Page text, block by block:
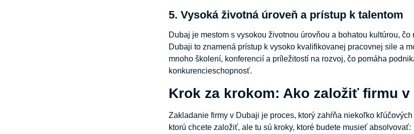
5. Vysoká životná úroveň a prístup k talentom
Dubaj je mestom s vysokou životnou úrovňou a bohatou kultúrou,
Dubaji to znamená prístup k vysoko kvalifikovanej pracovnej sile a
mnoho školení, konferencií a príležitostí na rozvoj, čo pomáha
konkurencieschopnosť.
Krok za krokom: Ako založiť firmu v
Zakladanie firmy v Dubaji je proces, ktorý zahŕňa niekoľko
ktorú chcete založiť, ale tu sú kroky, ktoré budete musieť absolvovať: